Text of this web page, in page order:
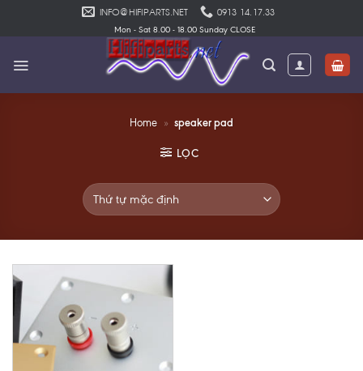
INFO@HIFIPARTS.NET 0913 14.17.33
Mon - Sat 8.00 - 18.00 Sunday CLOSE
Home » speaker pad
LỌC